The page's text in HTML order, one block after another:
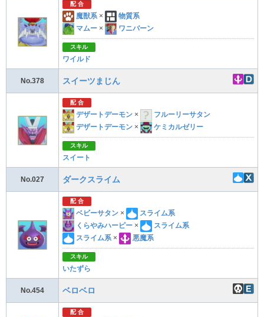
配 合
魔獣系 ×
物質系
マムー × ワニバーン
スキル
ワイルド
No.378 スイーツまじん
配 合
デザートデーモン ×
フルーリーサタン
デザートデーモン × ケミカルゼリー
スキル
スイート
No.027 ダークスライム
配 合
ベビーサタン ×
スライム系
くらやみハーピー ×
スライム系
スライム系 × 悪魔系
スキル
いたずら
No.454 ベロベロ
配 合